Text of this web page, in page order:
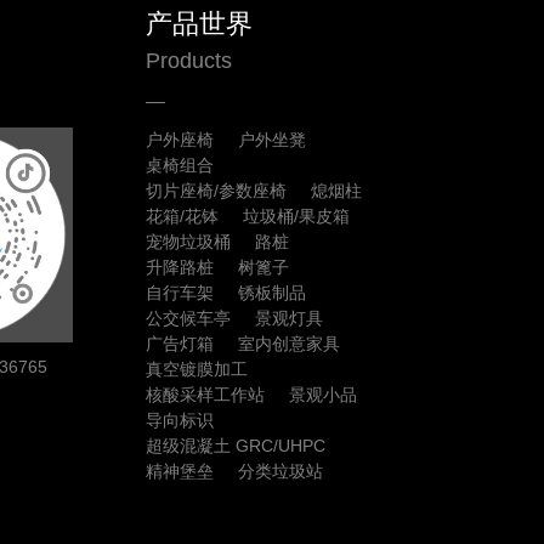
产品世界
Products
户外座椅
户外坐凳
桌椅组合
切片座椅/参数座椅
熄烟柱
花箱/花钵
垃圾桶/果皮箱
宠物垃圾桶
路桩
升降路桩
树篦子
自行车架
锈板制品
公交候车亭
景观灯具
广告灯箱
室内创意家具
真空镀膜加工
核酸采样工作站
景观小品
导向标识
超级混凝土 GRC/UHPC
精神堡垒
分类垃圾站